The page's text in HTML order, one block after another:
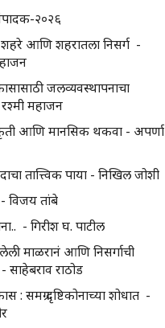
२०२६
शहरे आणि शहरातला निसर्ग -
जलव्यवस्थापनाचा
रश्मी महाजन
आणि मानसिक थकवा - अपर्णा
तात्त्विक पाया - निखिल जोशी
विजय तांबे
- गिरीश घ. पाटील
माळरानं आणि निसर्गाची
साहेबराव राठोड
: समग्र दृष्टिकोनाच्या शोधात -